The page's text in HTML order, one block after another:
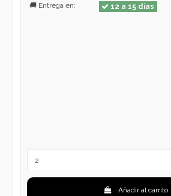
Añadir al carrito
🚚 Entrega en: 12 a 15 días